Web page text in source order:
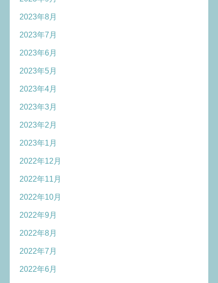
2023年8月
2023年7月
2023年6月
2023年5月
2023年4月
2023年3月
2023年2月
2023年1月
2022年12月
2022年11月
2022年10月
2022年9月
2022年8月
2022年7月
2022年6月